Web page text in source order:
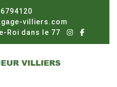
villiers.com
Roi dans le 77